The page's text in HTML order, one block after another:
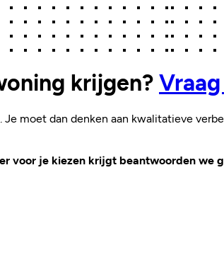
krijgen?
moet dan denken aan kwalitatieve
voor je kiezen krijgt beantwoorden we